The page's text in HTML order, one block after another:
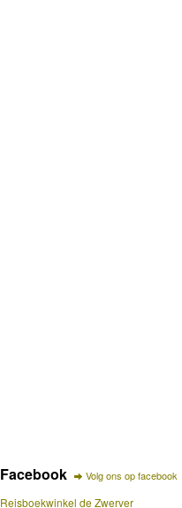
Facebook Volg ons op facebook
Reisboekwinkel de Zwerver